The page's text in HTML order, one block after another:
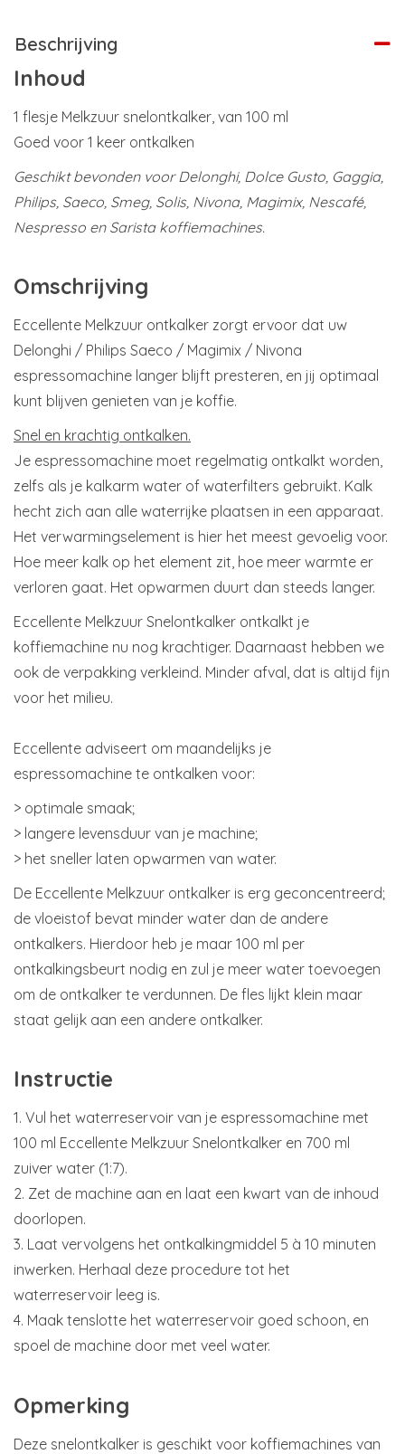
Beschrijving
Inhoud
1 flesje Melkzuur snelontkalker, van 100 ml
Goed voor 1 keer ontkalken
Geschikt bevonden voor Delonghi, Dolce Gusto, Gaggia,
Philips, Saeco, Smeg, Solis, Nivona, Magimix, Nescafé,
Nespresso en Sarista koffiemachines.
Omschrijving
Eccellente Melkzuur ontkalker zorgt ervoor dat uw
Delonghi / Philips Saeco / Magimix / Nivona
espressomachine langer blijft presteren, en jij optimaal
kunt blijven genieten van je koffie.
Snel en krachtig ontkalken.
Je espressomachine moet regelmatig ontkalkt worden,
zelfs als je kalkarm water of waterfilters gebruikt. Kalk
hecht zich aan alle waterrijke plaatsen in een apparaat.
Het verwarmingselement is hier het meest gevoelig voor.
Hoe meer kalk op het element zit, hoe meer warmte er
verloren gaat. Het opwarmen duurt dan steeds langer.
Eccellente Melkzuur Snelontkalker ontkalkt je
koffiemachine nu nog krachtiger. Daarnaast hebben we
ook de verpakking verkleind. Minder afval, dat is altijd fijn
voor het milieu.
Eccellente adviseert om maandelijks je
espressomachine te ontkalken voor:
> optimale smaak;
> langere levensduur van je machine;
> het sneller laten opwarmen van water.
De Eccellente Melkzuur ontkalker is erg geconcentreerd;
de vloeistof bevat minder water dan de andere
ontkalkers. Hierdoor heb je maar 100 ml per
ontkalkingsbeurt nodig en zul je meer water toevoegen
om de ontkalker te verdunnen. De fles lijkt klein maar
staat gelijk aan een andere ontkalker.
Instructie
1. Vul het waterreservoir van je espressomachine met
100 ml Eccellente Melkzuur Snelontkalker en 700 ml
zuiver water (1:7).
2. Zet de machine aan en laat een kwart van de inhoud
doorlopen.
3. Laat vervolgens het ontkalkingmiddel 5 à 10 minuten
inwerken. Herhaal deze procedure tot het
waterreservoir leeg is.
4. Maak tenslotte het waterreservoir goed schoon, en
spoel de machine door met veel water.
Opmerking
Deze snelontkalker is geschikt voor koffiemachines van